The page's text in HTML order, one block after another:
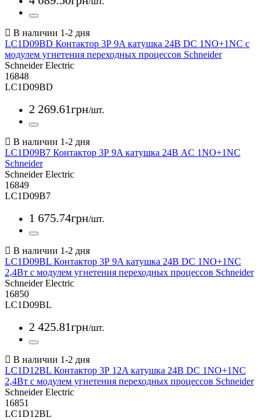
LC1D09BD Контактор 3Р 9A катушка 24В DC 1NO+1NC с
модулем угнетения переходных процессов Schneider
Schneider Electric
16848
LC1D09BD
2 269.61грн/шт.
LC1D09B7 Контактор 3Р 9A катушка 24В AC 1NO+1NC
Schneider
Schneider Electric
16849
LC1D09B7
1 675.74грн/шт.
LC1D09BL Контактор 3Р 9A катушка 24В DC 1NO+1NC
2,4Вт с модулем угнетения переходных процессов Schneider
Schneider Electric
16850
LC1D09BL
2 425.81грн/шт.
LC1D12BL Контактор 3Р 12A катушка 24В DC 1NO+1NC
2,4Вт с модулем угнетения переходных процессов Schneider
Schneider Electric
16851
LC1D12BL